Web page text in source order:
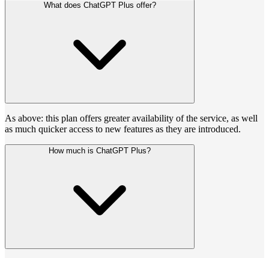
What does ChatGPT Plus offer?
As above: this plan offers greater availability of the service, as well
as much quicker access to new features as they are introduced.
How much is ChatGPT Plus?